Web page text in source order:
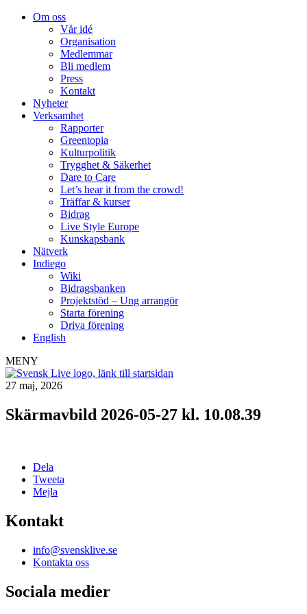
Om oss
Vår idé
Organisation
Medlemmar
Bli medlem
Press
Kontakt
Nyheter
Verksamhet
Rapporter
Greentopia
Kulturpolitik
Trygghet & Säkerhet
Dare to Care
Let’s hear it from the crowd!
Träffar & kurser
Bidrag
Live Style Europe
Kunskapsbank
Nätverk
Indiego
Wiki
Bidragsbanken
Projektstöd – Ung arrangör
Starta förening
Driva förening
English
MENY
27 maj, 2026
Skärmavbild 2026-05-27 kl. 10.08.39
Dela
Tweeta
Mejla
Kontakt
info@svensklive.se
Kontakta oss
Sociala medier